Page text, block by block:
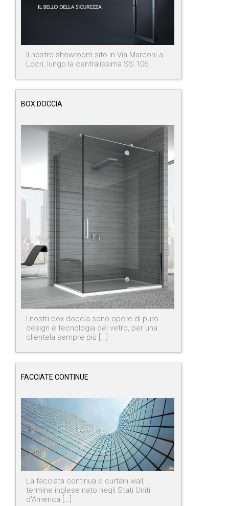
Il nostro showroom sito in Via Marconi a
Locri, lungo la centralissima SS 106.
BOX DOCCIA
I nostri box doccia sono opere di puro
design e tecnologia del vetro, per una
clientela sempre più [...]
FACCIATE CONTINUE
La facciata continua o curtain wall,
termine inglese nato negli Stati Uniti
d'America [...]